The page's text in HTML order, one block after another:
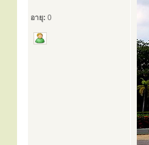
อายุ: 0